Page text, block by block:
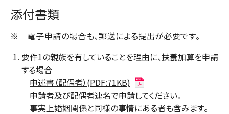
添付書類
※ 電子申請の場合も、郵送による提出が必要です。
要件1の親族を有していることを理由に、扶養加算を申請
する場合
申述書（配偶者）(PDF:71KB)
申請者及び配偶者連名で申請してください。
事実上婚姻関係と同様の事情にある者も含みます。